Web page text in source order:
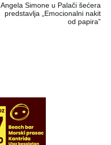
Angela Simone u Palači šećera
predstavlja „Emocionalni nakit
od papira”